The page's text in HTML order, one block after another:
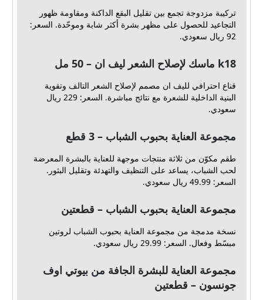
تركيبة مزدوجة تجمع بين تقليل البقع الداكنة ومقاومة ظهور
التجاعيد للحصول على مظهر بشرة أكثر شابة وموحّدة. السعر:
92 ريال سعودي.
k18 ماسك لإصلاح الشعر ليف ان – 50 مل
قناع احترافي لليف ان مصمم لإصلاح الشعر التالف وتقوية
البنية الداخلية للشعرة مع نتائج مباشرة. السعر: 229 ريال
سعودي.
مجموعة العناية بحبوب الشباب – 3 قطع
طقم مكوّن من ثلاثة منتجات موجهة للعناية بالبشرة المعرضة
لحب الشباب، يساعد على التنظيف والتهدئة وتقليل البثور.
السعر: 49.99 ريال سعودي.
مجموعة العناية بحبوب الشباب – قطعتين
نسخة مدمجة من مجموعة العناية بحبوب الشباب لروتين
مبسّط وفعال. السعر: 29.99 ريال سعودي.
مجموعة العناية للبشرة الجافة من بيوتي اوف
جونسون – قطعتين